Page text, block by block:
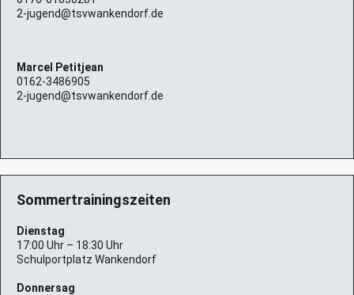
2-jugend@tsvwankendorf.de
Marcel Petitjean
0162-3486905
2-jugend@tsvwankendorf.de
Sommertrainingszeiten
Dienstag
17:00 Uhr – 18:30 Uhr
Schulportplatz Wankendorf
Donnersag